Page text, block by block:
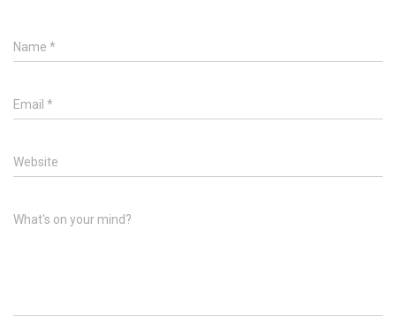
Name *
Email *
Website
What's on your mind?